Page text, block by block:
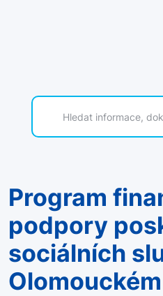
Program finanční
podpory
sociálních